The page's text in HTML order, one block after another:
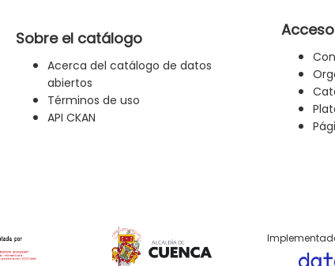
Sobre el catálogo
Acerca del catálogo de datos
abiertos
Términos de uso
API CKAN